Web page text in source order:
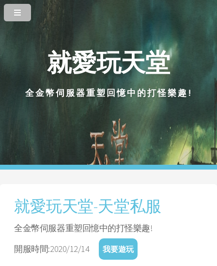
就愛玩天堂
全金幣伺服器重塑回憶中的打怪樂趣!
就愛玩天堂-天堂私服
全金幣伺服器重塑回憶中的打怪樂趣!
開服時間:2020/12/14
我要遊玩